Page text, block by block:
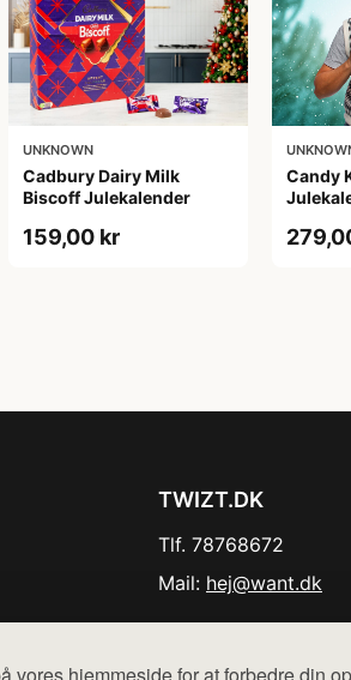
UNKNOWN
Cadbury Dairy Milk
Biscoff Julekalender
159,00 kr
Candy
TWIZT.DK
Tlf. 78768672
Mail: hej@want.dk